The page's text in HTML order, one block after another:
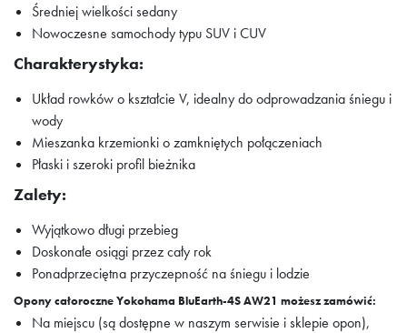
Średniej wielkości sedany
Nowoczesne samochody typu SUV i CUV
Charakterystyka:
Układ rowków o kształcie V, idealny do odprowadzania śniegu i
wody
Mieszanka krzemionki o zamkniętych połączeniach
Płaski i szeroki profil bieżnika
Zalety:
Wyjątkowo długi przebieg
Doskonałe osiągi przez cały rok
Ponadprzeciętna przyczepność na śniegu i lodzie
Opony całoroczne Yokohama BluEarth-4S AW21 możesz zamówić:
Na miejscu (są dostępne w naszym serwisie i sklepie opon),